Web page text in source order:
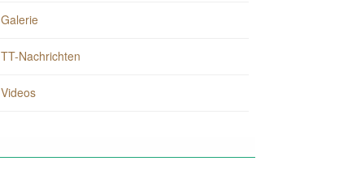
Galerie
TT-Nachrichten
Videos